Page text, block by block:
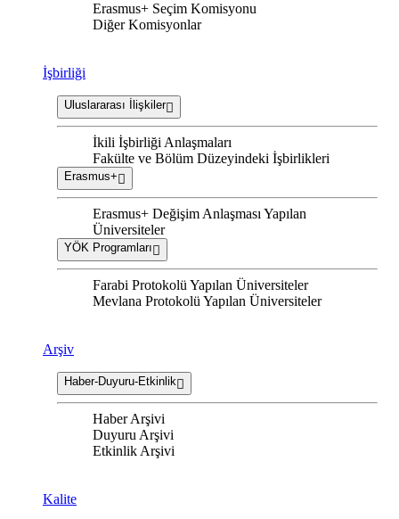
Erasmus+ Seçim Komisyonu
Diğer Komisyonlar
İşbirliği
Uluslararası İlişkiler
İkili İşbirliği Anlaşmaları
Fakülte ve Bölüm Düzeyindeki İşbirlikleri
Erasmus+
Erasmus+ Değişim Anlaşması Yapılan
Üniversiteler
YÖK Programları
Farabi Protokolü Yapılan Üniversiteler
Mevlana Protokolü Yapılan Üniversiteler
Arşiv
Haber-Duyuru-Etkinlik
Haber Arşivi
Duyuru Arşivi
Etkinlik Arşivi
Kalite